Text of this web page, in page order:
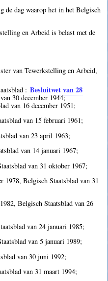
de dag waarop het in het Belgisch
en Arbeid is belast met de
van Tewerkstelling en Arbeid,
: Besluitwet van 28
30 december 1944;
van 16 december 1951;
van 15 februari 1961;
van 23 april 1963;
van 14 januari 1967;
van 31 oktober 1967;
Belgisch Staatsblad van 31
Belgisch Staatsblad van 26
van 24 januari 1985;
van 5 januari 1989;
van 30 juni 1992;
van 31 maart 1994;